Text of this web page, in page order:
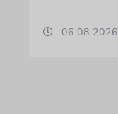
06.08.2026